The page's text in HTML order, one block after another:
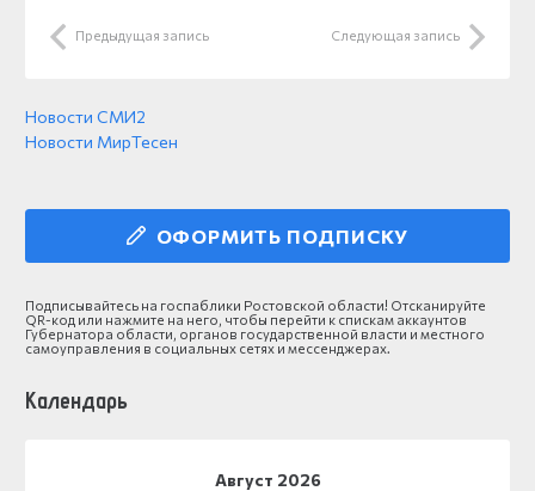
Предыдущая запись Следующая запись
Новости СМИ2
Новости МирТесен
ОФОРМИТЬ ПОДПИСКУ
Подписывайтесь на госпаблики Ростовской области! Отсканируйте
QR-код или нажмите на него, чтобы перейти к спискам аккаунтов
Губернатора области, органов государственной власти и местного
самоуправления в социальных сетях и мессенджерах.
Календарь
Август 2026